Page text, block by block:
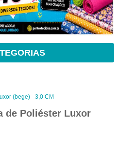
(bege) - 3,0 CM
de Poliéster Luxor